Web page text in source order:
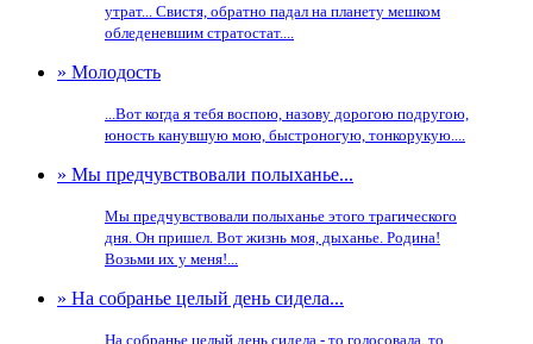
утрат... Свистя, обратно падал на планету мешком
обледеневшим стратостат....
» Молодость
...Вот когда я тебя воспою, назову дорогою подругою,
юность канувшую мою, быстроногую, тонкорукую....
» Мы предчувствовали полыханье...
Мы предчувствовали полыханье этого трагического
дня. Он пришел. Вот жизнь моя, дыханье. Родина!
Возьми их у меня!...
» На собранье целый день сидела...
На собранье целый день сидела - то голосовала, то